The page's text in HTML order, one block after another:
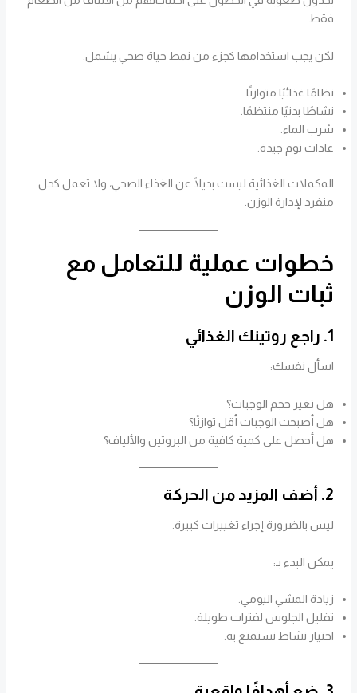
فقط.
لكن يجب استخدامها كجزء من نمط حياة صحي يشمل:
نظامًا غذائيًا متوازنًا.
نشاطًا بدنيًا منتظمًا.
شرب الماء.
عادات نوم جيدة.
المكملات الغذائية ليست بديلًا عن الغذاء الصحي، ولا تعمل كحل
منفرد لإدارة الوزن.
خطوات عملية للتعامل مع
ثبات الوزن
1. راجع روتينك الغذائي
اسأل نفسك:
هل تغير حجم الوجبات؟
هل أصبحت الوجبات أقل توازنًا؟
هل أحصل على كمية كافية من البروتين والألياف؟
2. أضف المزيد من الحركة
ليس بالضرورة إجراء تغييرات كبيرة.
يمكن البدء بـ:
زيادة المشي اليومي.
تقليل الجلوس لفترات طويلة.
اختيار نشاط تستمتع به.